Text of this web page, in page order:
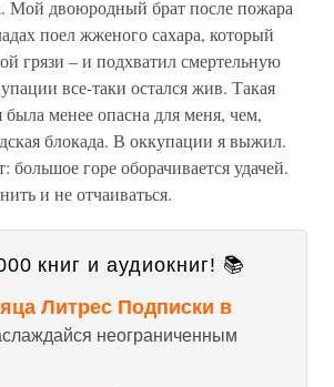
Мой двоюродный брат после пожара
поел жженого сахара, который
грязи – и подхватил смертельную
все-таки остался жив. Такая
была менее опасна для меня, чем,
блокада. В оккупации я выжил.
большое горе оборачивается удачей.
и не отчаиваться.
книг и аудиокниг! 📚
Литрес Подписки в
неограниченным